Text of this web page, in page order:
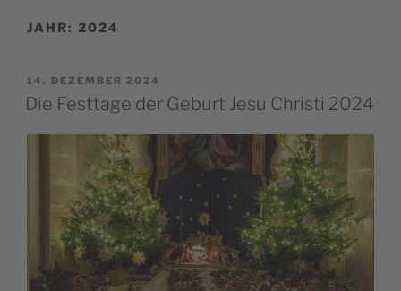
JAHR: 2024
VERÖFFENTLICHT
AM
14. DEZEMBER 2024
Die Festtage der Geburt Jesu Christi 2024